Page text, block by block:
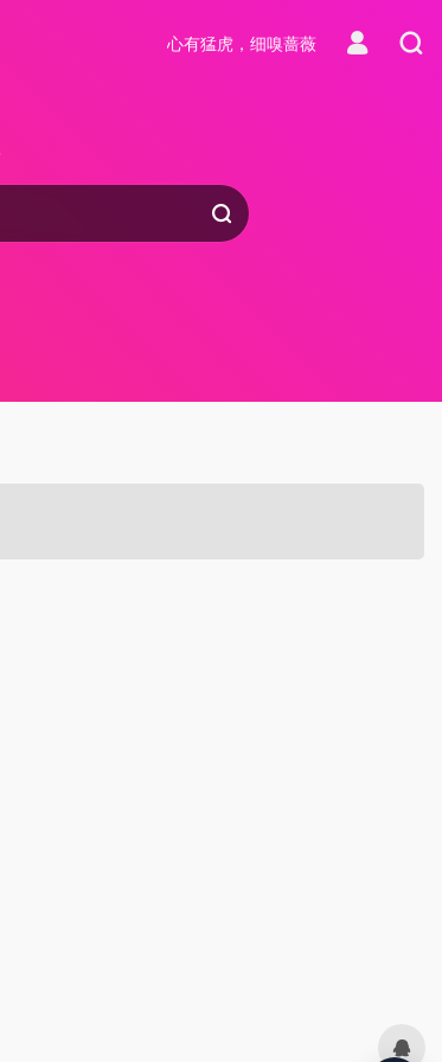
心有猛虎，细嗅蔷薇